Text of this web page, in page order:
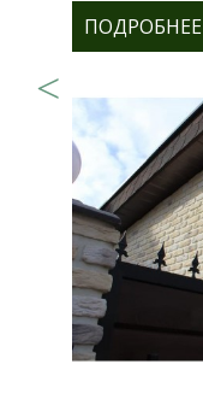
ПОДРОБНЕЕ